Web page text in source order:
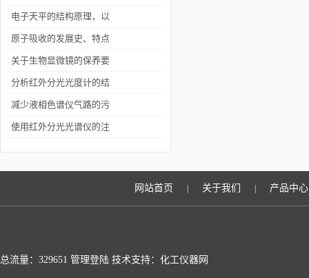
电子天平的结构原理，以
及使用说明，简单的故障
解决方案
原子吸收的发展史、特点
以及测量方法
关于生物显微镜的保养要
注意的几个方面
分析红外分光光度计的结
构组成
减少液相色谱仪气路的污
染有哪些措施
使用红外分光光谱仪的注
网站首页 关于我们 产品中心
总流量：329651 管理登陆 技术支持：化工仪器网